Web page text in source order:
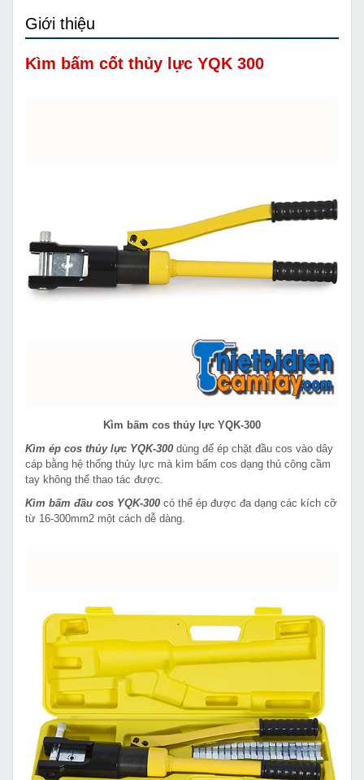
Giới thiệu
Kìm bấm cốt thủy lực YQK 300
Kìm bấm cos thủy lực YQK-300
Kìm ép cos thủy lực YQK-300 dùng để ép chặt đầu cos vào dây
cáp bằng hệ thống thủy lực mà kìm bấm cos dạng thủ công cầm
tay không thể thao tác được.
Kìm bấm đầu cos YQK-300 có thể ép được đa dạng các kích cỡ
từ 16-300mm2 một cách dễ dàng.